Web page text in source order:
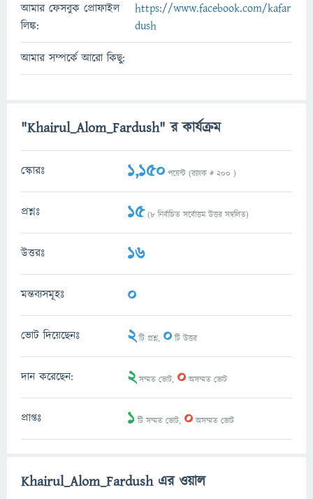
আমার ফেসবুক প্রোফাইল
লিঙ্ক:
https://www.facebook.com/kafar
dush
আমার সম্পর্কে আরো কিছু:
"Khairul_Alom_Fardush" র কার্যক্রম
স্কোরঃ 1,150 পয়েন্ট (র‌্যাংক # 200 )
প্রশ্নঃ 15 (8নির্বাচিত সর্বোত্তম উত্তর সম্বলিত)
উত্তরঃ 16
মন্তব্যসমূহঃ 0
ভোট দিয়েছেনঃ 2টি প্রশ্ন, 0টি উত্তর
দান করেছেন: 2সম্মত ভোট, 0অসম্মত ভোট
প্রাপ্তঃ 1টি সম্মত ভোট, 0অসম্মত ভোট
Khairul_Alom_Fardush এর ওয়াল